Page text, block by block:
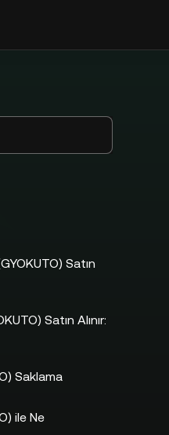
Satın
Satın Alınır:
Saklama
ile Ne